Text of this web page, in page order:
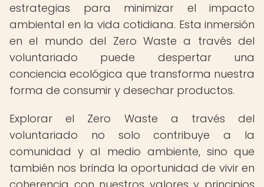
estrategias para minimizar el impacto
ambiental en la vida cotidiana. Esta inmersión
en el mundo del Zero Waste a través del
voluntariado puede despertar una
conciencia ecológica que transforma nuestra
forma de consumir y desechar productos.
Explorar el Zero Waste a través del
voluntariado no solo contribuye a la
comunidad y al medio ambiente, sino que
también nos brinda la oportunidad de vivir en